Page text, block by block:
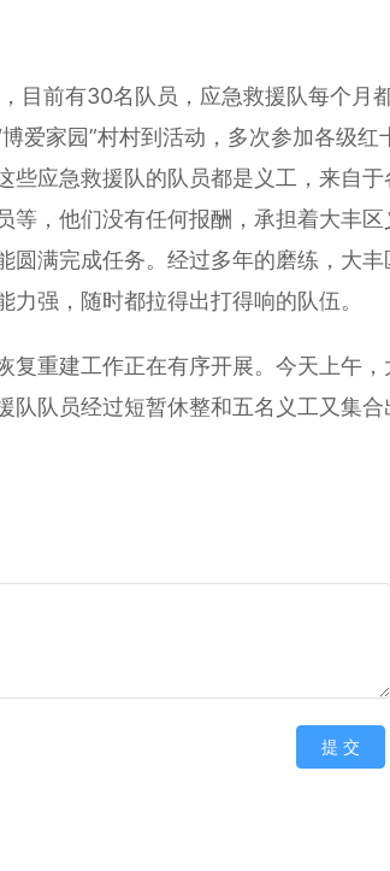
前有30名队员，应急救援队每个月
爱家园”村村到活动，多次参加各级红
些应急救援队的队员都是义工，来自于
等，他们没有任何报酬，承担着大丰区
满完成任务。经过多年的磨练，大丰
强，随时都拉得出打得响的队伍。
重建工作正在有序开展。今天上午，
队队员经过短暂休整和五名义工又集合